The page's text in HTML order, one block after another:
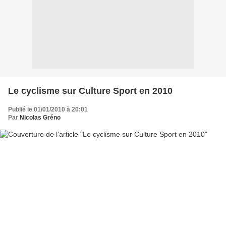
Le cyclisme sur Culture Sport en 2010
Publié le 01/01/2010 à 20:01
Par Nicolas Gréno